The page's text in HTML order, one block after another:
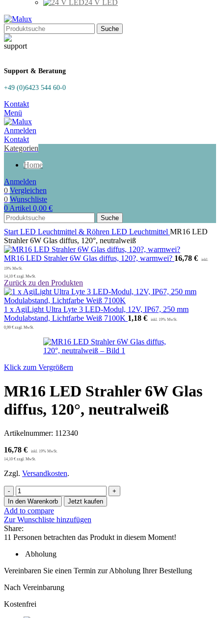
24 V LED
Suche
Support & Beratung
+49 (0)6423 544 60-0
Kontakt
Menü
Anmelden
Kontakt
Kategorien
Home
Anmelden
0 Vergleichen
0 Wunschliste
0 Artikel 0,00 €
Suche
Start LED Leuchtmittel & Röhren LED Leuchtmittel MR16 LED
Strahler 6W Glas diffus, 120°, neutralweiß
MR16 LED Strahler 6W Glas diffus, 120?, warmwei? 16,78 €
14,10 € zzgl. MwSt.
Zurück zu den Produkten
1 x AgiLight Ultra Lyte 3 LED-Modul, 12V, IP67, 250 mm
Modulabstand, Lichtfarbe Weiß 7100K 1,18 €
0,99 € zzgl. MwSt.
Klick zum Vergrößern
MR16 LED Strahler 6W Glas
diffus, 120°, neutralweiß
Artikelnummer: 112340
16,78 €
14,10 € zzgl. MwSt.
Zzgl. Versandkosten.
MR16
LED
Strahler
6W
Glas
diffus,
neutralweiß
In den Warenkorb Jetzt kaufen
Add to compare
Zur Wunschliste hinzufügen
Share:
11 Personen betrachten das Produkt in diesem Moment!
Abholung
Vereinbaren Sie einen Termin zur Abholung Ihrer Bestellung
Nach Vereinbarung
Kostenfrei